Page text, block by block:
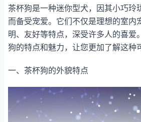
茶杯狗是一种迷你型犬，因其小巧玲
而备受宠爱。它们不仅是理想的室内
明、友好等特点，深受许多人的喜爱
狗的特点和魅力，让您更加了解这种
一、茶杯狗的外貌特点